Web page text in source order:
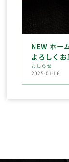
NEW ホー
よろしくお
おしらせ
2025-01-16